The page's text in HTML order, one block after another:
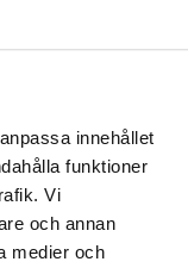
innehållet
funktioner
Vi
och annan
medier och
spelare
online – en
anses som